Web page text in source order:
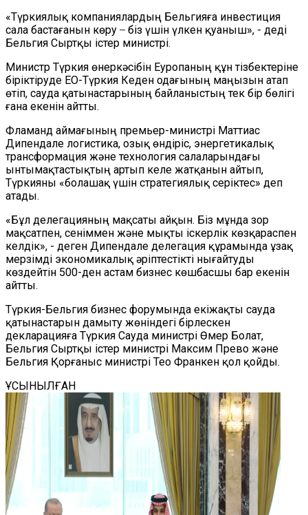
«Түркиялық компаниялардың Бельгияға инвестиция
сала бастағанын көру ̶ біз үшін үлкен қуаныш», - деді
Бельгия Сыртқы істер министрі.
Министр Түркия өнеркәсібін Еуропаның құн тізбектеріне
біріктіруде ЕО-Түркия Кеден одағының маңызын атап
өтіп, сауда қатынастарының байланыстың тек бір бөлігі
ғана екенін айтты.
Фламанд аймағының премьер-министрі Маттиас
Дипендале логистика, озық өндіріс, энергетикалық
трансформация және технология салаларындағы
ынтымақтастықтың артып келе жатқанын айтып,
Түркияны «болашақ үшін стратегиялық серіктес» деп
атады.
«Бұл делегацияның мақсаты айқын. Біз мұнда зор
мақсатпен, сеніммен және мықты іскерлік көзқараспен
келдік», - деген Дипендале делегация құрамында ұзақ
мерзімді экономикалық әріптестікті нығайтуды
көздейтін 500-ден астам бизнес көшбасшы бар екенін
айтты.
Түркия-Бельгия бизнес форумында екіжақты сауда
қатынастарын дамыту жөніндегі бірлескен
декларацияға Түркия Сауда министрі Өмер Болат,
Бельгия Сыртқы істер министрі Максим Прево және
Бельгия Қорғаныс министрі Тео Франкен қол қойды.
ҰСЫНЫЛҒАН